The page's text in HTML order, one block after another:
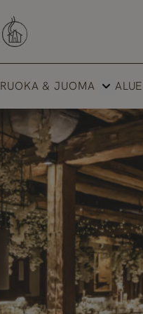
RUOKA & JUOMA